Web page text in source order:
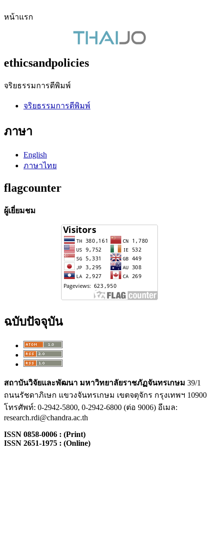
หน้าแรก
ethicsandpolicies
จริยธรรมการตีพิมพ์
จริยธรรมการตีพิมพ์
ภาษา
English
ภาษาไทย
flagcounter
ผู้เยี่ยมชม
ฉบับปัจจุบัน
สถาบันวิจัยและพัฒนา มหาวิทยาลัยราชภัฏจันทรเกษม 39/1
ถนนรัชดาภิเษก แขวงจันทรเกษม เขตจตุจักร กรุงเทพฯ 10900
โทรศัพท์: 0-2942-5800, 0-2942-6800 (ต่อ 9006) อีเมล:
research.rdi@chandra.ac.th
ISSN 0858-0006 : (Print)
ISSN 2651-1975 : (Online)